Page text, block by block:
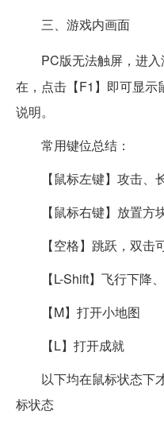
三、游戏内画面
PC版无法触屏，进入
在，点击【F1】即可显示
说明。
常用键位总结：
【鼠标左键】攻击、
【鼠标右键】放置方
【空格】跳跃，双击
【L-Shift】飞行下降
【M】打开小地图
【L】打开成就
以下均在鼠标状态下
标状态